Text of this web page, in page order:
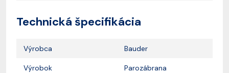
Technická špecifikácia
Výrobca Bauder
Výrobok Parozábrana